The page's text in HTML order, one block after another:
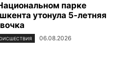
парке
утонула 5-летняя
06.08.2026